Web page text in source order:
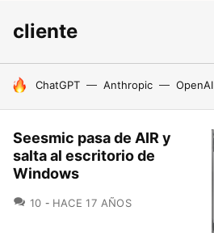
cliente
HOY SE HABLA DE
ChatGPT Anthropic OpenAI
Seesmic pasa de AIR y
salta al escritorio de
Windows
10 COMENTARIOS
HACE 17 AÑOS